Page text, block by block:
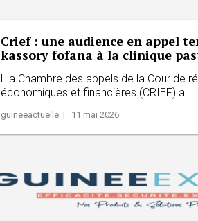
Crief : une audience en appel
kassory fofana à la clinique
L a Chambre des appels de la Cour de
économiques et financières (CRIEF) a...
guineeactuelle | 11 mai 2026